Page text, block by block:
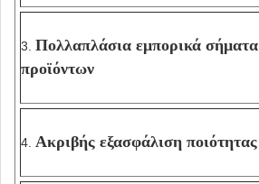
3. Πολλαπλάσια εμπορικά σήματα
προϊόντων
4. Ακριβής εξασφάλιση ποιότητας